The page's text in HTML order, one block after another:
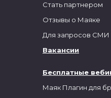
Бесплатные
Маяк Плагин для
Стать партнером
Отзывы о Маяке
Для запросов СМИ
Вакансии